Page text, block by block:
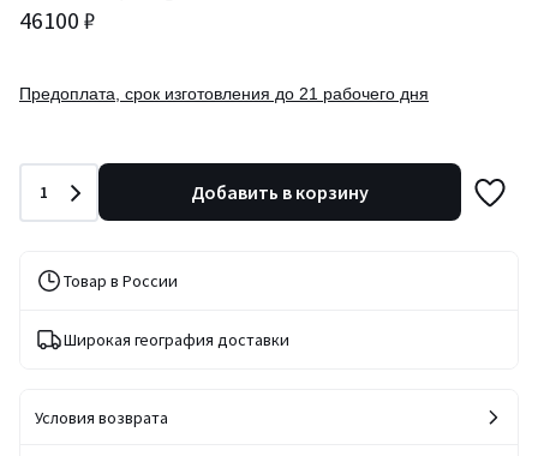
46100 ₽
Предоплата, срок изготовления до 21 рабочего дня
Количество
1 Добавить в корзину
Товар в России
Широкая география доставки
Условия возврата